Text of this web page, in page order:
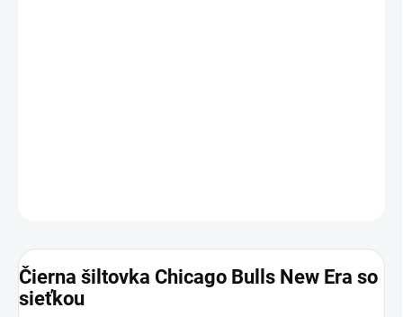
Čierna šiltovka Chicago Bulls New Era so
sieťkou